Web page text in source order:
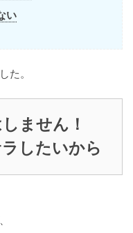
い
た。
ません！
したいから
、